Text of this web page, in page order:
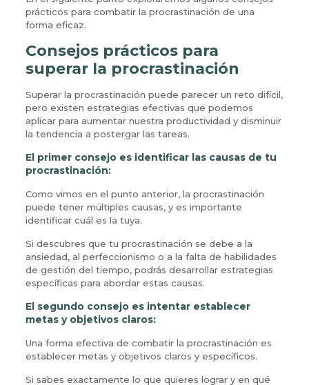
prácticos para combatir la procrastinación de una
forma eficaz.
Consejos prácticos para
superar la procrastinación
Superar la procrastinación puede parecer un reto difícil,
pero existen estrategias efectivas que podemos
aplicar para aumentar nuestra productividad y disminuir
la tendencia a postergar las tareas.
El primer consejo es identificar las causas de tu
procrastinación:
Como vimos en el punto anterior, la procrastinación
puede tener múltiples causas, y es importante
identificar cuál es la tuya.
Si descubres que tu procrastinación se debe a la
ansiedad, al perfeccionismo o a la falta de habilidades
de gestión del tiempo, podrás desarrollar estrategias
específicas para abordar estas causas.
El segundo consejo es intentar establecer
metas y objetivos claros:
Una forma efectiva de combatir la procrastinación es
establecer metas y objetivos claros y específicos.
Si sabes exactamente lo que quieres lograr y en qué